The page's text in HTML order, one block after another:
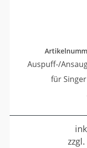
Auspuff-/
für